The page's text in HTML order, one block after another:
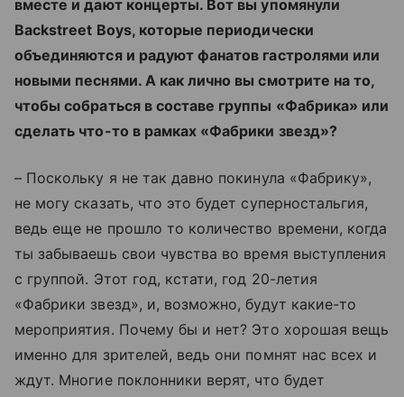
вместе и дают концерты. Вот вы упомянули
Backstreet Boys, которые периодически
объединяются и радуют фанатов гастролями или
новыми песнями. А как лично вы смотрите на то,
чтобы собраться в составе группы «Фабрика» или
сделать что-то в рамках «Фабрики звезд»?
– Поскольку я не так давно покинула «Фабрику»,
не могу сказать, что это будет суперностальгия,
ведь еще не прошло то количество времени, когда
ты забываешь свои чувства во время выступления
с группой. Этот год, кстати, год 20-летия
«Фабрики звезд», и, возможно, будут какие-то
мероприятия. Почему бы и нет? Это хорошая вещь
именно для зрителей, ведь они помнят нас всех и
ждут. Многие поклонники верят, что будет